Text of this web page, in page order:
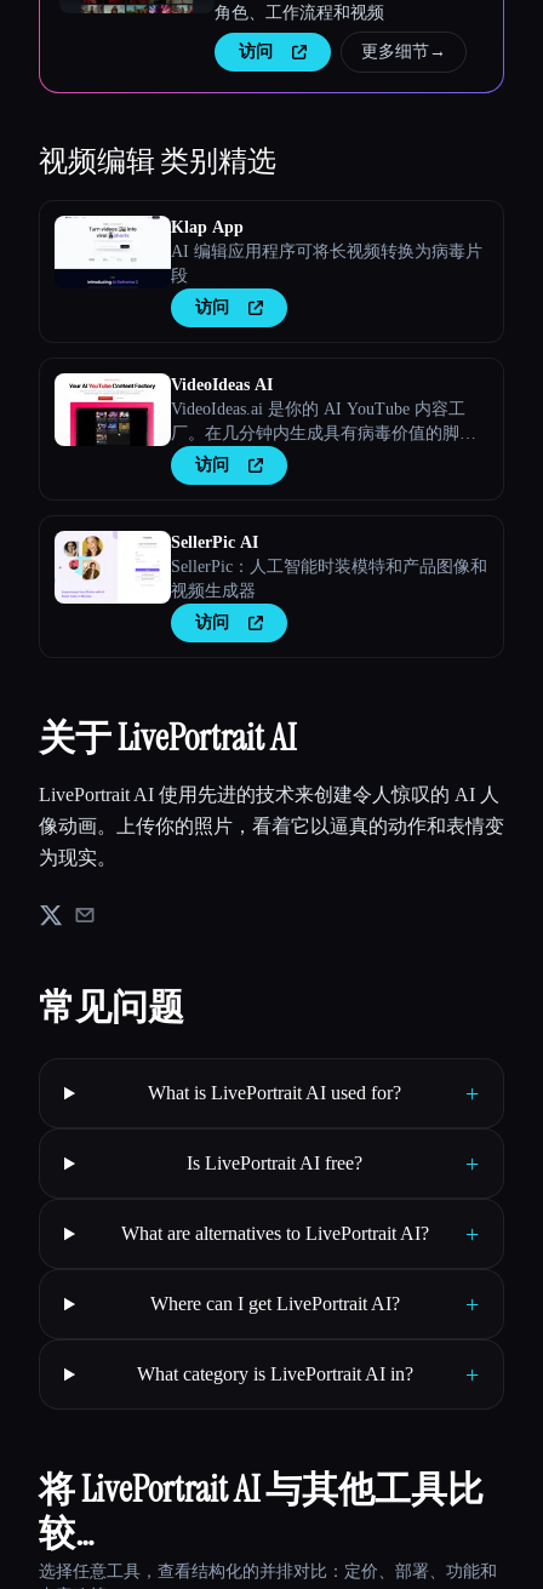
角色、工作流程和视频
访问 更多细节→
视频编辑类别精选
Klap App
AI 编辑应用程序可将长视频转换为病毒片
段
访问
VideoIdeas AI
VideoIdeas.ai 是你的 AI YouTube 内容工
厂。在几分钟内生成具有病毒价值的脚
本、新鲜的视频创意和引人入胜的内容。
访问
SellerPic AI
SellerPic：人工智能时装模特和产品图像和
视频生成器
访问
关于 LivePortrait AI
LivePortrait AI 使用先进的技术来创建令人惊叹的 AI 人
像动画。上传你的照片，看着它以逼真的动作和表情变
为现实。
常见问题
What is LivePortrait AI used for? +
Is LivePortrait AI free? +
What are alternatives to LivePortrait AI? +
Where can I get LivePortrait AI? +
What category is LivePortrait AI in? +
将 LivePortrait AI 与其他工具比
较…
选择任意工具，查看结构化的并排对比：定价、部署、功能和